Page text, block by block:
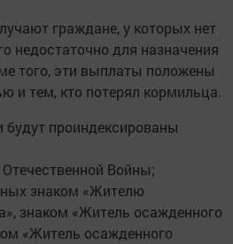
граждане, у которых нет
недостаточно для назначения
того, эти выплаты положены
и тем, кто потерял кормильца.
проиндексированы
Войны;
знаком «Жителю
знаком «Житель осажденного
«Житель осажденного